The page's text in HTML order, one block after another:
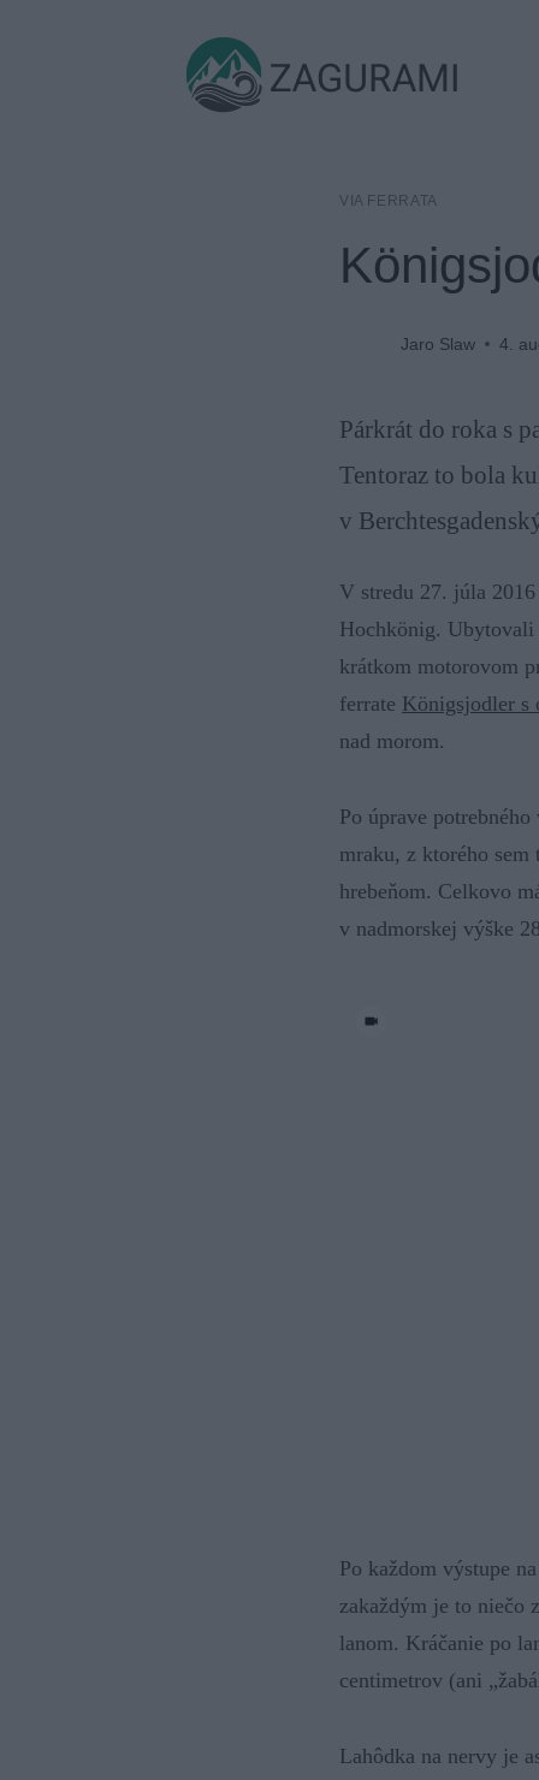
ZAGURAMI
VIA FERRATA
Jaro Slaw 4.
Párkrát do roka s
Tentoraz to bola
v
V stredu 27. júla
Hochkönig. Ubytovali
krátkom motorovom
ferrate Königsjodler s
nad morom.
Po úprave
mraku, z ktorého
hrebeňom. Celkovo
v nadmorskej výške
Po každom výstupe
zakaždým je to niečo
lanom. Kráčanie po
centimetrov (ani
Lahôdka na nervy je